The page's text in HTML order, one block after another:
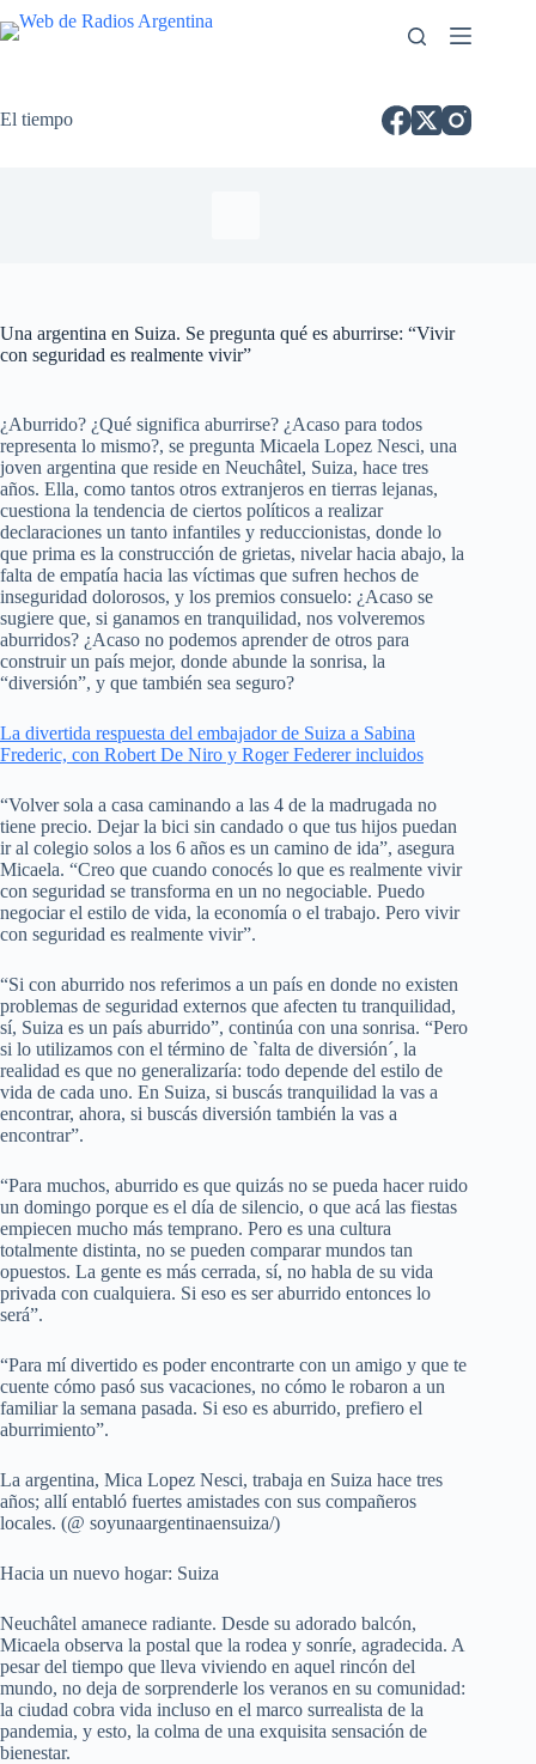
El tiempo
Una argentina en Suiza. Se pregunta qué es aburrirse: “Vivir
con seguridad es realmente vivir”
¿Aburrido? ¿Qué significa aburrirse? ¿Acaso para todos
representa lo mismo?, se pregunta Micaela Lopez Nesci, una
joven argentina que reside en Neuchâtel, Suiza, hace tres
años. Ella, como tantos otros extranjeros en tierras lejanas,
cuestiona la tendencia de ciertos políticos a realizar
declaraciones un tanto infantiles y reduccionistas, donde lo
que prima es la construcción de grietas, nivelar hacia abajo, la
falta de empatía hacia las víctimas que sufren hechos de
inseguridad dolorosos, y los premios consuelo: ¿Acaso se
sugiere que, si ganamos en tranquilidad, nos volveremos
aburridos? ¿Acaso no podemos aprender de otros para
construir un país mejor, donde abunde la sonrisa, la
“diversión”, y que también sea seguro?
La divertida respuesta del embajador de Suiza a Sabina
Frederic, con Robert De Niro y Roger Federer incluidos
“Volver sola a casa caminando a las 4 de la madrugada no
tiene precio. Dejar la bici sin candado o que tus hijos puedan
ir al colegio solos a los 6 años es un camino de ida”, asegura
Micaela. “Creo que cuando conocés lo que es realmente vivir
con seguridad se transforma en un no negociable. Puedo
negociar el estilo de vida, la economía o el trabajo. Pero vivir
con seguridad es realmente vivir”.
“Si con aburrido nos referimos a un país en donde no existen
problemas de seguridad externos que afecten tu tranquilidad,
sí, Suiza es un país aburrido”, continúa con una sonrisa. “Pero
si lo utilizamos con el término de `falta de diversión´, la
realidad es que no generalizaría: todo depende del estilo de
vida de cada uno. En Suiza, si buscás tranquilidad la vas a
encontrar, ahora, si buscás diversión también la vas a
encontrar”.
“Para muchos, aburrido es que quizás no se pueda hacer ruido
un domingo porque es el día de silencio, o que acá las fiestas
empiecen mucho más temprano. Pero es una cultura
totalmente distinta, no se pueden comparar mundos tan
opuestos. La gente es más cerrada, sí, no habla de su vida
privada con cualquiera. Si eso es ser aburrido entonces lo
será”.
“Para mí divertido es poder encontrarte con un amigo y que te
cuente cómo pasó sus vacaciones, no cómo le robaron a un
familiar la semana pasada. Si eso es aburrido, prefiero el
aburrimiento”.
La argentina, Mica Lopez Nesci, trabaja en Suiza hace tres
años; allí entabló fuertes amistades con sus compañeros
locales. (@ soyunaargentinaensuiza/)
Hacia un nuevo hogar: Suiza
Neuchâtel amanece radiante. Desde su adorado balcón,
Micaela observa la postal que la rodea y sonríe, agradecida. A
pesar del tiempo que lleva viviendo en aquel rincón del
mundo, no deja de sorprenderle los veranos en su comunidad:
la ciudad cobra vida incluso en el marco surrealista de la
pandemia, y esto, la colma de una exquisita sensación de
bienestar.